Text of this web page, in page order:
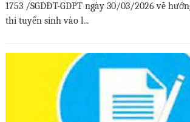
1753 /SGDĐT-GDPT ngày 30/03/2026 về
thi tuyển sinh vào l...